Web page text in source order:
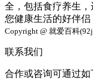
全，包括食疗养生
您健康生活的好伴侣
Copyright @ 就爱百科
联系我们
合作或咨询可通过如